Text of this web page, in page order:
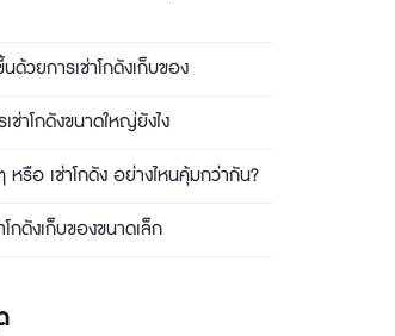
วยการเช่าโกดังเก็บของ
ช่าโกดังขนาดใหญ่ยังไง
หรือ เช่าโกดัง อย่างไหนคุ้มกว่ากัน?
กดังเก็บของขนาดเล็ก